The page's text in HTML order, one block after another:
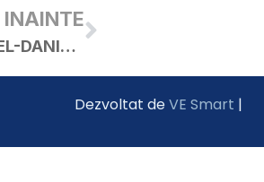
INAINTE
Publicație de căsătorie – BEJENARU COSTEL-DANIEL / NEMEȘ CRISTINA-ELENA
Dezvoltat deVE Smart |